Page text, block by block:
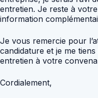
entretien. Je reste à
information
Je vous remercie pour
candidature et je me
entretien à votre
Cordialement,